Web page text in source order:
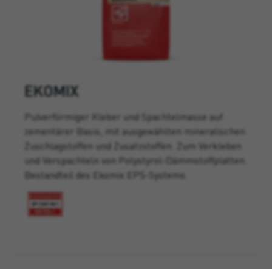
EKOMIX
Pulverförmiger Kleber und Spachtelmasse auf
zementärer Basis, mit ausgewählten mineralischen
Zuschlagstoffen und Zusatzstoffen. Zum Verkleben
und Verspachteln von Polystyrol-Dämmstoffplatten.
Bestandteil des Ekomix EPS-Systems.